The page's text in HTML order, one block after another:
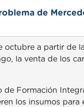
de
octubre a partir de
la venta de los
Formación
los insumos para